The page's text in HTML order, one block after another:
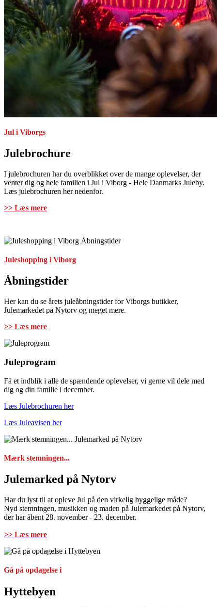
Jul i Viborgs
Julebrochure
I julebrochuren har du overblikket over de mange oplevelser, der
venter dig og hele familien i Jul i Viborg - Hele Danmarks Juleby.
Læs julebrochuren her nedenfor.
>> Læs mere
Juleshopping i Viborg
Åbningstider
Her kan du se årets juleåbningstider for Viborgs butikker,
Julemarkedet på Nytorv og meget mere.
>> Læs mere
Juleprogram
Få et indblik i alle de spændende oplevelser, vi gerne vil dele med
dig og din familie i december.
Læs Julebrochuren her
Læs Juleavisen her
Mærk stemningen...
Julemarked på Nytorv
Har du lyst til at opleve Jul på den virkelig hyggelige måde?
Nyd stemningen, musikken og maden på Julemarkedet på Nytorv,
der har åbent 28. november - 23. december.
>> Læs mere
Gå på opdagelse i
Hyttebyen